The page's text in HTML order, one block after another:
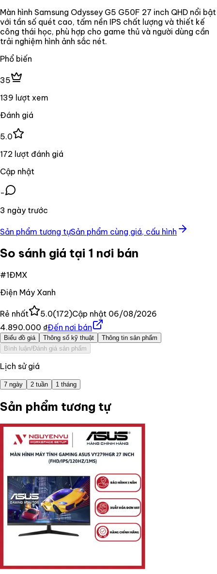
Màn hình Samsung Odyssey G5 G50F 27 inch QHD nổi bật
với tần số quét cao, tấm nền IPS chất lượng và thiết kế
công thái học, phù hợp cho game thủ và người dùng cần
trải nghiệm hình ảnh sắc nét.
Phổ biến
35
139 lượt xem
Đánh giá
5.0
172 lượt đánh giá
Cập nhật
-
3 ngày trước
Sản phẩm tương tựSản phẩm cùng giá, cấu hình
So sánh giá tại 1 nơi bán
#1ĐMX
Điện Máy Xanh
Rẻ nhất 5.0(172)Cập nhật 06/08/2026
4.890.000 ₫Đến nơi bán
Biểu đồ giá Thông số kỹ thuật
Thông tin sản phẩm
Bình luận/Đánh giá sản phẩm
Lịch sử giá
7 ngày 2 tuần 1 tháng
Sản phẩm tương tự